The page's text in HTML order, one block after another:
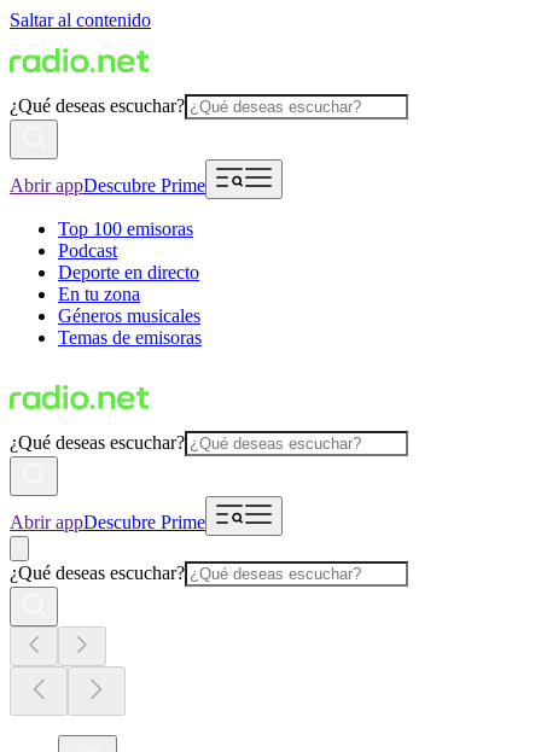
Saltar al contenido
¿Qué deseas escuchar?
Abrir appDescubre Prime
Top 100 emisoras
Podcast
Deporte en directo
En tu zona
Géneros musicales
Temas de emisoras
¿Qué deseas escuchar?
Abrir appDescubre Prime
¿Qué deseas escuchar?